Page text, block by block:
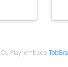
Play! embeds